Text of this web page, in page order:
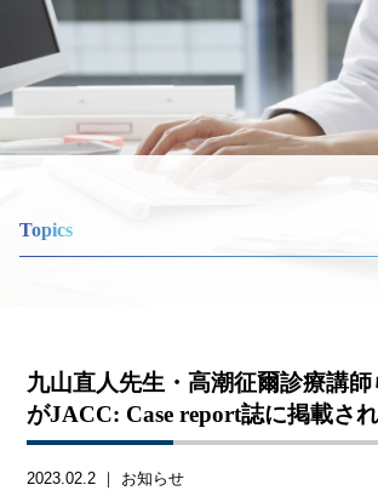
Topics
九山直人先生・高潮征爾診療講
がJACC: Case report誌に掲載さ
2023.02.2 ｜ お知らせ